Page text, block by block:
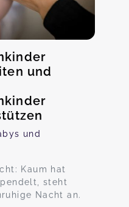
und
und
Kaum hat
steht
Nacht an.